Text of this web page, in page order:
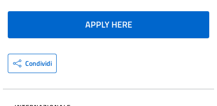
APPLY HERE
Condividi